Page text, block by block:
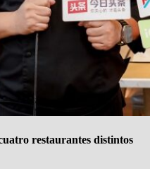
restaurantes distintos